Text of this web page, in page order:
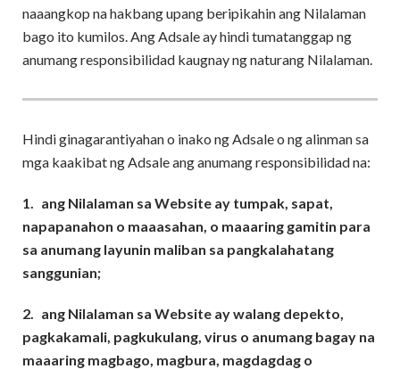
naaangkop na hakbang upang beripikahin ang Nilalaman
bago ito kumilos. Ang Adsale ay hindi tumatanggap ng
anumang responsibilidad kaugnay ng naturang Nilalaman.
Hindi ginagarantiyahan o inako ng Adsale o ng alinman sa
mga kaakibat ng Adsale ang anumang responsibilidad na:
1. ang Nilalaman sa Website ay tumpak, sapat,
napapanahon o maaasahan, o maaaring gamitin para
sa anumang layunin maliban sa pangkalahatang
sanggunian;
2. ang Nilalaman sa Website ay walang depekto,
pagkakamali, pagkukulang, virus o anumang bagay na
maaaring magbago, magbura, magdagdag o